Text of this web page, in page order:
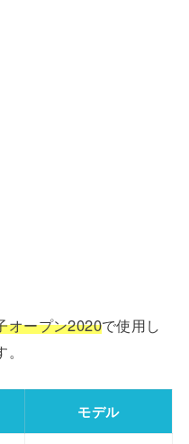
オープン2020で使用し
モデル